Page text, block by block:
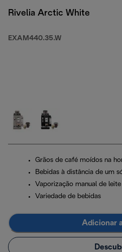
Rivelia Arctic White
EXAM440.35.W
Grãos de café moídos na
Bebidas à distância de um
Vaporização manual de leite
Variedade de bebidas
Adicionar